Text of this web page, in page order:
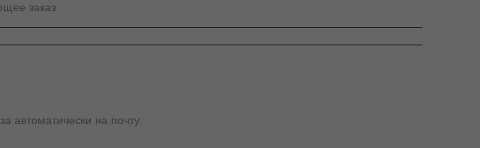
заказ.
автоматически на почту.